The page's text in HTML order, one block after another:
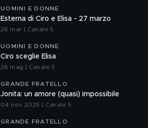
UOMINI E DONNE
Esterna di Ciro e Elisa - 27 marzo
26 mar | Canale 5
UOMINI E DONNE
Ciro sceglie Elisa
26 mag | Canale 5
GRANDE FRATELLO
Jonita: un amore (quasi) impossibile
04 nov 2025 | Canale 5
GRANDE FRATELLO